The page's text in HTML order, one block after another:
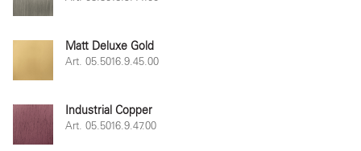
Matt Deluxe Gold
Art. 05.5016.9.45.00
Industrial Copper
Art. 05.5016.9.47.00